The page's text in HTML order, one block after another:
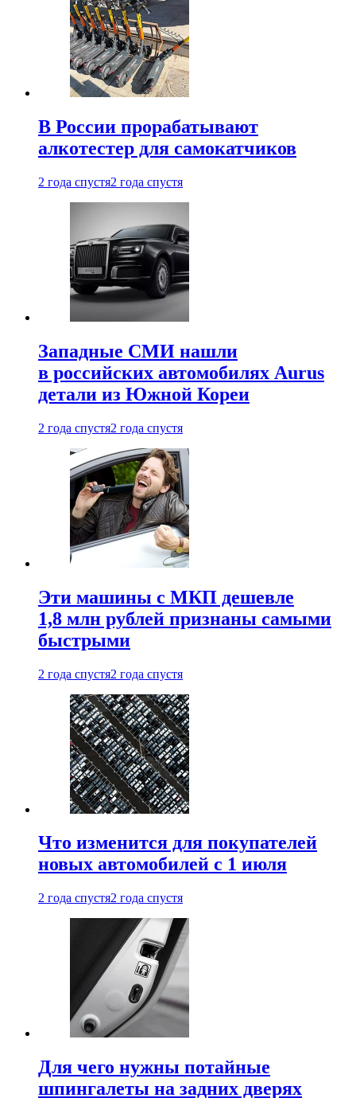
В России прорабатывают
алкотестер для самокатчиков
2 года спустя2 года спустя
Западные СМИ нашли
в российских автомобилях Aurus
детали из Южной Кореи
2 года спустя2 года спустя
Эти машины с МКП дешевле
1,8 млн рублей признаны самыми
быстрыми
2 года спустя2 года спустя
Что изменится для покупателей
новых автомобилей с 1 июля
2 года спустя2 года спустя
Для чего нужны потайные
шпингалеты на задних дверях